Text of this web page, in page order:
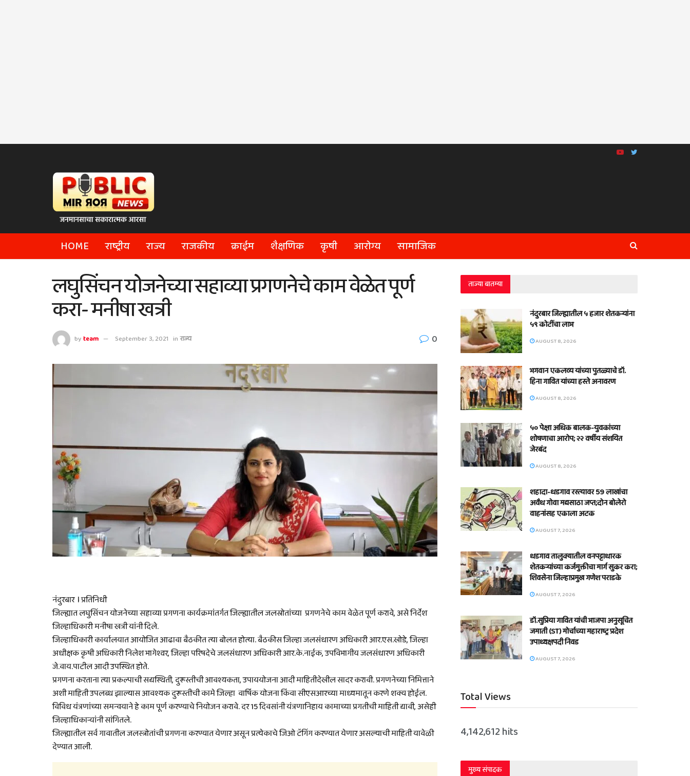
HOME राष्ट्रीय राज्य राजकीय क्राईम शैक्षणिक कृषी आरोग्य सामाजिक
लघुसिंचन योजनेच्या सहाव्या प्रगणनेचे काम वेळेत पूर्ण
करा- मनीषा खत्री
byteam September 3, 2021 inराज्य 0
नंदुरबार l प्रतिनिधी
जिल्ह्यात लघुसिंचन योजनेच्या सहाव्या प्रगणना कार्यक्रमांतर्गत जिल्ह्यातील जलस्रोतांच्या प्रगणनेचे काम वेळेत पूर्ण करावे, असे निर्देश
जिल्हाधिकारी मनीषा खत्री यांनी दिले.
जिल्हाधिकारी कार्यालयात आयोजित आढावा बैठकीत त्या बोलत होत्या. बैठकीस जिल्हा जलसंधारण अधिकारी आर.एस.खोडे, जिल्हा
अधीक्षक कृषी अधिकारी निलेश भागेश्वर, जिल्हा परिषदेचे जलसंधारण अधिकारी आर.के.नाईक, उपविभागीय जलसंधारण अधिकारी
जे.वाय.पाटील आदी उपस्थित होते.
प्रगणना करताना त्या प्रकल्पाची सद्यस्थिती, दुरूस्तीची आवश्यकता, उपाययोजना आदी माहितीदेखील सादर करावी. प्रगणनेच्या निमित्ताने
अशी माहिती उपलब्ध झाल्यास आवश्यक दुरूस्तीची कामे जिल्हा वार्षिक योजना किंवा सीएसआरच्या माध्यमातून करणे शक्य होईल.
विविध यंत्रणांच्या समन्वयाने हे काम पूर्ण करण्याचे नियोजन करावे. दर 15 दिवसांनी यंत्रणानिहाय कामाच्या प्रगतीची माहिती द्यावी, असेही
जिल्हाधिकाऱ्यांनी सांगितले.
जिल्ह्यातील सर्व गावातील जलस्त्रोतांची प्रगणना करण्यात येणार असून प्रत्येकाचे जिओ टॅगिंग करण्यात येणार असल्याची माहिती यावेळी
देण्यात आली.
ताज्या बातम्या
नंदुरबार जिल्ह्यातील ५ हजार शेतकऱ्यांना
५९ कोटींचा लाभ
AUGUST 8, 2026
भगवान एकलव्य यांच्या पुतळ्याचे डॉ.
हिना गावित यांच्या हस्ते अनावरण
AUGUST 8, 2026
५० पेक्षा अधिक बालक-युवकांच्या
शोषणाचा आरोप; २२ वर्षीय संशयित
जेरबंद
AUGUST 8, 2026
शहादा-धडगाव रस्त्यावर 59 लाखांचा
अवैध गोवा मद्यसाठा जप्त;दोन बोलेरो
वाहनांसह एकाला अटक
AUGUST 7, 2026
धडगाव तालुक्यातील वनपट्टाधारक
शेतकऱ्यांच्या कर्जमुक्तीचा मार्ग सुकर करा;
शिवसेना जिल्हाप्रमुख गणेश पराडके
AUGUST 7, 2026
डॉ.सुप्रिया गावित यांची भाजपा अनुसूचित
जमाती (ST) मोर्चाच्या महाराष्ट्र प्रदेश
उपाध्यक्षपदी निवड
AUGUST 7, 2026
Total Views
4,142,612 hits
मुख्य संपादक